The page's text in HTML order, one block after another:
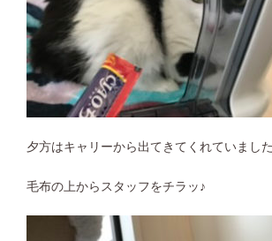
夕方はキャリーから出てきてくれていまし
毛布の上からスタッフをチラッ♪